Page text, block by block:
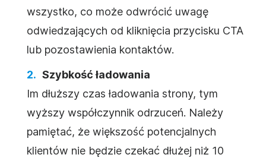
wszystko, co może odwrócić uwagę
odwiedzających od kliknięcia przycisku CTA
lub pozostawienia kontaktów.
Szybkość ładowania
Im dłuższy czas ładowania strony, tym
wyższy współczynnik odrzuceń. Należy
pamiętać, że większość potencjalnych
klientów nie będzie czekać dłużej niż 10